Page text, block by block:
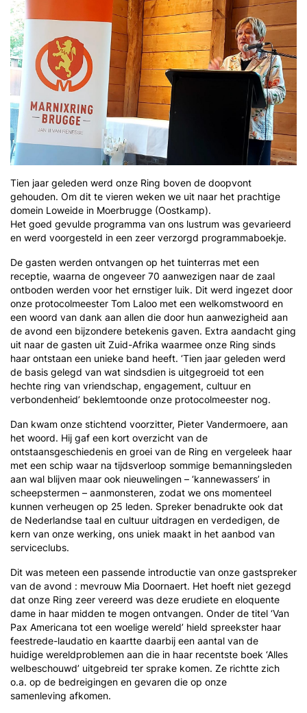
Tien jaar geleden werd onze Ring boven de doopvont
gehouden. Om dit te vieren weken we uit naar het prachtige
domein Loweide in Moerbrugge (Oostkamp).
Het goed gevulde programma van ons lustrum was gevarieerd
en werd voorgesteld in een zeer verzorgd programmaboekje.
De gasten werden ontvangen op het tuinterras met een
receptie, waarna de ongeveer 70 aanwezigen naar de zaal
ontboden werden voor het ernstiger luik. Dit werd ingezet door
onze protocolmeester Tom Laloo met een welkomstwoord en
een woord van dank aan allen die door hun aanwezigheid aan
de avond een bijzondere betekenis gaven. Extra aandacht ging
uit naar de gasten uit Zuid-Afrika waarmee onze Ring sinds
haar ontstaan een unieke band heeft. ‘Tien jaar geleden werd
de basis gelegd van wat sindsdien is uitgegroeid tot een
hechte ring van vriendschap, engagement, cultuur en
verbondenheid’ beklemtoonde onze protocolmeester nog.
Dan kwam onze stichtend voorzitter, Pieter Vandermoere, aan
het woord. Hij gaf een kort overzicht van de
ontstaansgeschiedenis en groei van de Ring en vergeleek haar
met een schip waar na tijdsverloop sommige bemanningsleden
aan wal blijven maar ook nieuwelingen – ‘kannewassers’ in
scheepstermen – aanmonsteren, zodat we ons momenteel
kunnen verheugen op 25 leden. Spreker benadrukte ook dat
de Nederlandse taal en cultuur uitdragen en verdedigen, de
kern van onze werking, ons uniek maakt in het aanbod van
serviceclubs.
Dit was meteen een passende introductie van onze gastspreker
van de avond : mevrouw Mia Doornaert. Het hoeft niet gezegd
dat onze Ring zeer vereerd was deze erudiete en eloquente
dame in haar midden te mogen ontvangen. Onder de titel ‘Van
Pax Americana tot een woelige wereld’ hield spreekster haar
feestrede-laudatio en kaartte daarbij een aantal van de
huidige wereldproblemen aan die in haar recentste boek ‘Alles
welbeschouwd’ uitgebreid ter sprake komen. Ze richtte zich
o.a. op de bedreigingen en gevaren die op onze
samenleving afkomen.